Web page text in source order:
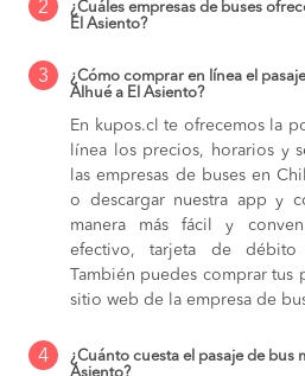
2
¿Cuáles empresas de buses
El Asiento?
3
¿Cómo comprar en línea el
Alhué a El Asiento?
En kupos.cl te ofrecemos la
línea los precios, horarios y
las empresas de buses en
o descargar nuestra app y
manera más fácil y
efectivo, tarjeta de
También puedes comprar tus
sitio web de la empresa de
4
¿Cuánto cuesta el pasaje de bus
Asiento?